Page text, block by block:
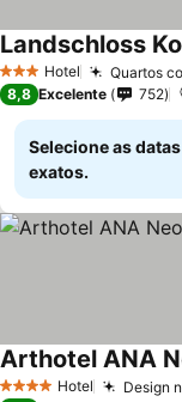
3 EstrelasHotel Quartos
Landschloss
8,8 Excelente 752
Selecione as
exatos.
4 EstrelasHotel Design